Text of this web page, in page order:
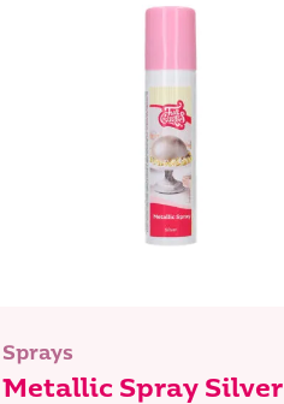
Sprays
Metallic Spray Silver